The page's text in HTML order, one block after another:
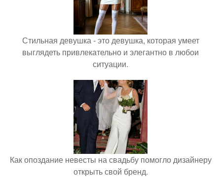
Стильная девушка - это девушка, которая умеет
выглядеть привлекательно и элегантно в любои
ситуации.
Как опоздание невесты на свадьбу помогло дизайнеру
открыть свой бренд.